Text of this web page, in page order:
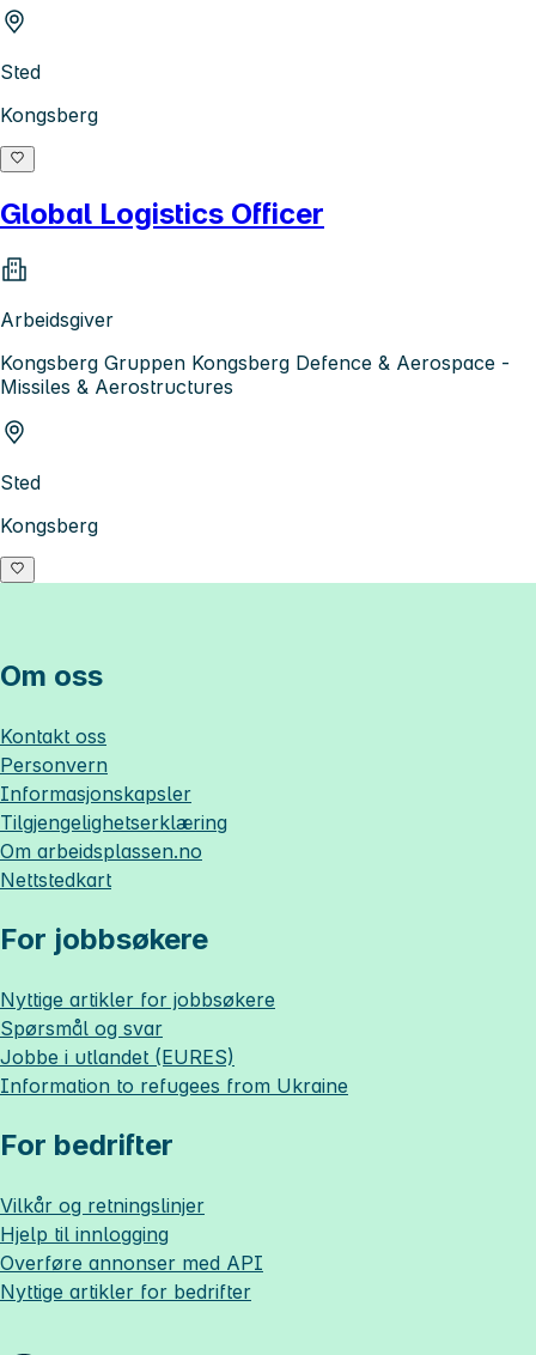
Sted
Kongsberg
Global Logistics Officer
Arbeidsgiver
Kongsberg Gruppen Kongsberg Defence & Aerospace -
Missiles & Aerostructures
Sted
Kongsberg
Om oss
Kontakt oss
Personvern
Informasjonskapsler
Tilgjengelighetserklæring
Om arbeidsplassen.no
Nettstedkart
For jobbsøkere
Nyttige artikler for jobbsøkere
Spørsmål og svar
Jobbe i utlandet (EURES)
Information to refugees from Ukraine
For bedrifter
Vilkår og retningslinjer
Hjelp til innlogging
Overføre annonser med API
Nyttige artikler for bedrifter